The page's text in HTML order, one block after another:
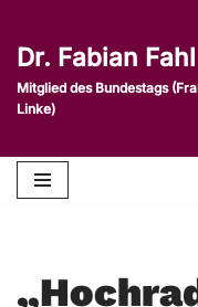
Zum
Inhalt
springen
Dr. Fabian Fahl
Mitglied des Bundestags
Linke)